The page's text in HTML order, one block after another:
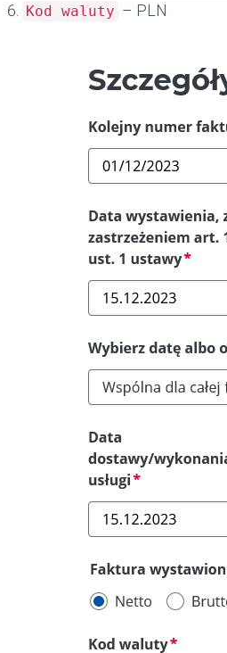
Kod waluty – PLN